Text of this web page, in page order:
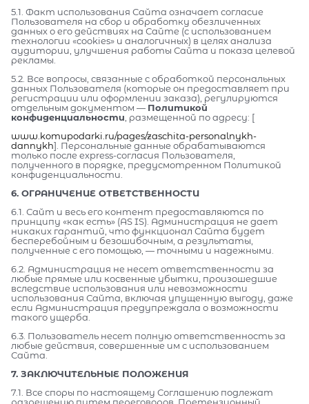
5.1. Факт использования Сайта означает согласие
Пользователя на сбор и обработку обезличенных
данных о его действиях на Сайте (с использованием
технологии «cookies» и аналогичных) в целях анализа
аудитории, улучшения работы Сайта и показа целевой
рекламы.
5.2. Все вопросы, связанные с обработкой персональных
данных Пользователя (которые он предоставляет при
регистрации или оформлении заказа), регулируются
отдельным документом — Политикой
конфиденциальности , размещенной по адресу: [
www.komupodarki.ru/pages/zaschita-personalnykh-
dannykh]. Персональные данные обрабатываются
только после express-согласия Пользователя,
полученного в порядке, предусмотренном Политикой
конфиденциальности.
6. ОГРАНИЧЕНИЕ ОТВЕТСТВЕННОСТИ
6.1. Сайт и весь его контент предоставляются по
принципу «как есть» (AS IS). Администрация не дает
никаких гарантий, что функционал Сайта будет
бесперебойным и безошибочным, а результаты,
полученные с его помощью, — точными и надежными.
6.2. Администрация не несет ответственности за
любые прямые или косвенные убытки, произошедшие
вследствие использования или невозможности
использования Сайта, включая упущенную выгоду, даже
если Администрация предупреждала о возможности
такого ущерба.
6.3. Пользователь несет полную ответственность за
любые действия, совершенные им с использованием
Сайта.
7. ЗАКЛЮЧИТЕЛЬНЫЕ ПОЛОЖЕНИЯ
7.1. Все споры по настоящему Соглашению подлежат